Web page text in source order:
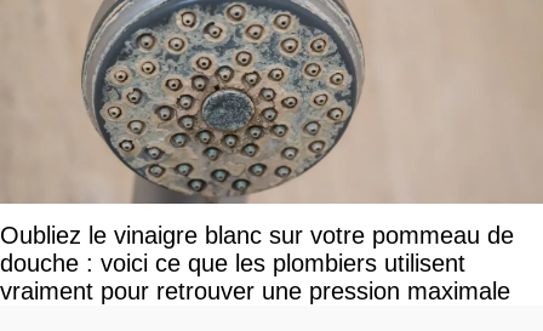
Oubliez le vinaigre blanc sur votre pommeau de
douche : voici ce que les plombiers utilisent
vraiment pour retrouver une pression maximale